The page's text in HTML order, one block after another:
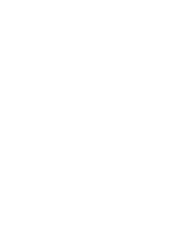
房东杨小强加入后，一路曲
四肢——的治疗方法，而一步步